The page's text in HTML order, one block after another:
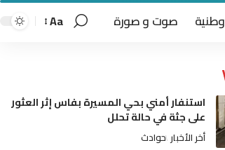
وطنية صوت و صورة Aa
استنفار أمني بحي المسيرة بفاس إثر العثور
على جثة في حالة تحلل
أخر الأخبار حوادث